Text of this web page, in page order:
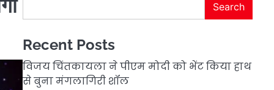
Search
Recent Posts
विजय चिंतकायला ने पीएम मोदी को भेंट किया हाथ
से बुना मंगलागिरी शॉल